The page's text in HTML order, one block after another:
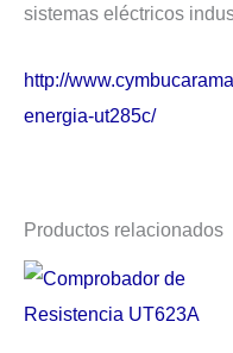
sistemas eléctricos
http://
energia-ut285c/
Productos relacionados